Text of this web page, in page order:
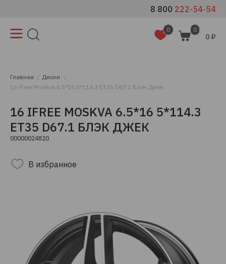
8 800 222-54-54
0 0
0 ₽
Главная
Диски
16 iFree Moskva 6.5*16 5*114.3 ET35 D67.1 Блэк Джек
16 IFREE MOSKVA 6.5*16 5*114.3
ET35 D67.1 БЛЭК ДЖЕК
00000024820
В избранное